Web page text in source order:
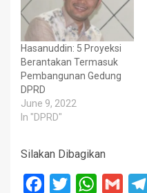
Hasanuddin: 5 Proyeksi
Berantakan Termasuk
Pembangunan Gedung
DPRD
June 9, 2022
In "DPRD"
Silakan Dibagikan
Facebook
Twitter WhatsApp
Gmail